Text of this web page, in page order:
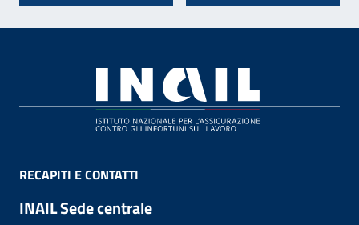
RECAPITI E CONTATTI
INAIL Sede centrale